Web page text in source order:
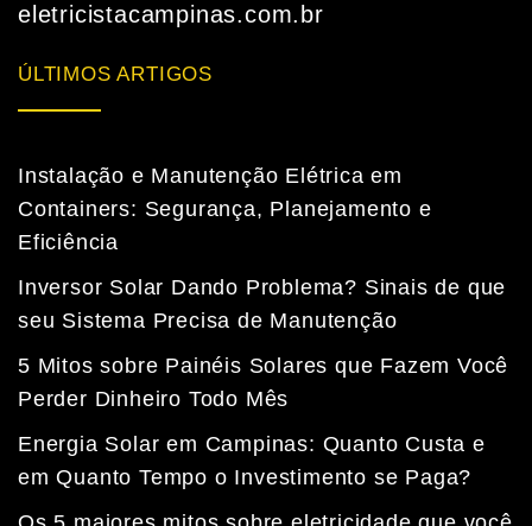
eletricistacampinas.com.br
ÚLTIMOS ARTIGOS
Instalação e Manutenção Elétrica em
Containers: Segurança, Planejamento e
Eficiência
Inversor Solar Dando Problema? Sinais de que
seu Sistema Precisa de Manutenção
5 Mitos sobre Painéis Solares que Fazem Você
Perder Dinheiro Todo Mês
Energia Solar em Campinas: Quanto Custa e
em Quanto Tempo o Investimento se Paga?
Fale com a nossa equipe
Tempo médio de resposta: 15 minutos